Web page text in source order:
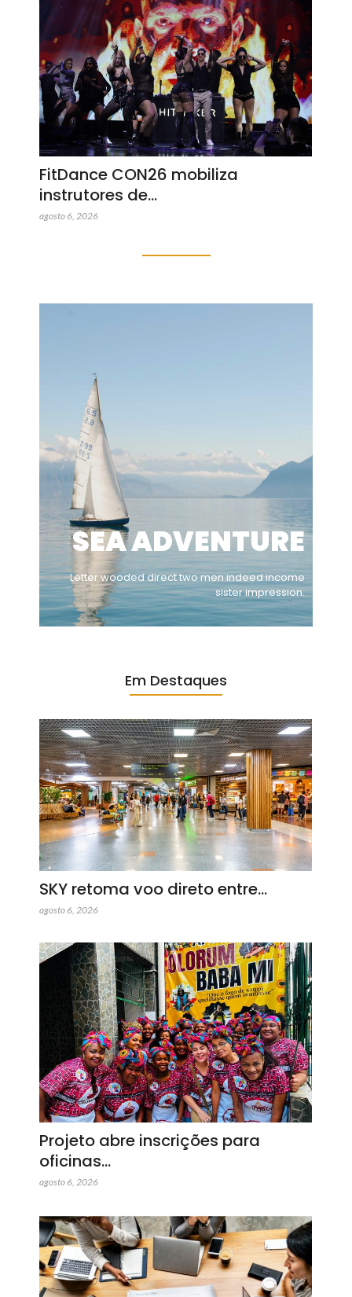
FitDance CON26 mobiliza
instrutores de…
agosto 6, 2026
SEA ADVENTURE
Letter wooded direct two men indeed income
sister impression.
Em Destaques
SKY retoma voo direto entre…
agosto 6, 2026
Projeto abre inscrições para
oficinas…
agosto 6, 2026